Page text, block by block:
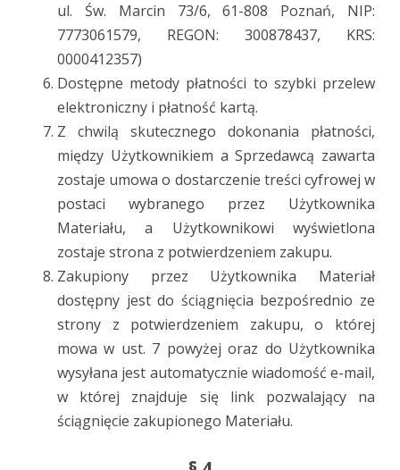
ul. Św. Marcin 73/6, 61-808 Poznań, NIP:
7773061579, REGON: 300878437, KRS:
0000412357)
Dostępne metody płatności to szybki przelew
elektroniczny i płatność kartą.
Z chwilą skutecznego dokonania płatności,
między Użytkownikiem a Sprzedawcą zawarta
zostaje umowa o dostarczenie treści cyfrowej w
postaci wybranego przez Użytkownika
Materiału, a Użytkownikowi wyświetlona
zostaje strona z potwierdzeniem zakupu.
Zakupiony przez Użytkownika Materiał
dostępny jest do ściągnięcia bezpośrednio ze
strony z potwierdzeniem zakupu, o której
mowa w ust. 7 powyżej oraz do Użytkownika
wysyłana jest automatycznie wiadomość e-mail,
w której znajduje się link pozwalający na
ściągnięcie zakupionego Materiału.